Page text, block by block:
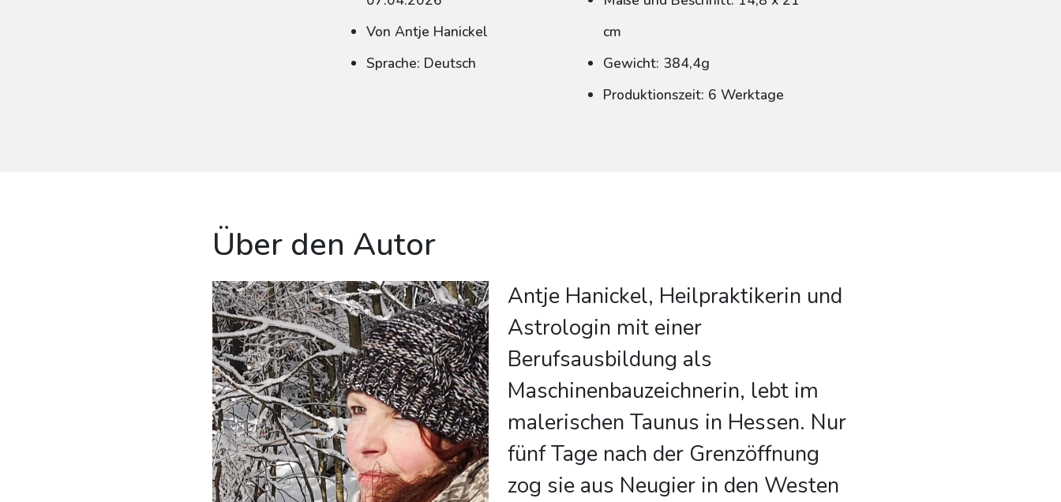
Von Antje Hanickel
Sprache: Deutsch
cm
Gewicht: 384,4g
Produktionszeit: 6 Werktage
Über den Autor
Antje Hanickel, Heilpraktikerin und
Astrologin mit einer
Berufsausbildung als
Maschinenbauzeichnerin, lebt im
malerischen Taunus in Hessen. Nur
fünf Tage nach der Grenzöffnung
zog sie aus Neugier in den Westen